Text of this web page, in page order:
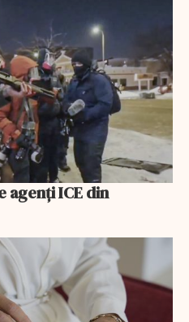
agenți ICE din